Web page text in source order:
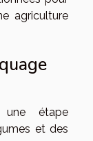
agriculture
étape
et des